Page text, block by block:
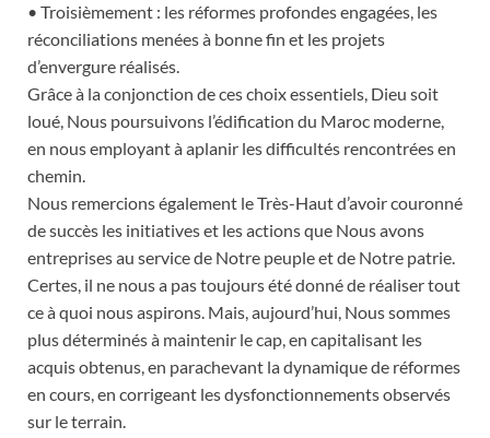
• Troisièmement : les réformes profondes engagées, les
réconciliations menées à bonne fin et les projets
d’envergure réalisés.
Grâce à la conjonction de ces choix essentiels, Dieu soit
loué, Nous poursuivons l’édification du Maroc moderne,
en nous employant à aplanir les difficultés rencontrées en
chemin.
Nous remercions également le Très-Haut d’avoir couronné
de succès les initiatives et les actions que Nous avons
entreprises au service de Notre peuple et de Notre patrie.
Certes, il ne nous a pas toujours été donné de réaliser tout
ce à quoi nous aspirons. Mais, aujourd’hui, Nous sommes
plus déterminés à maintenir le cap, en capitalisant les
acquis obtenus, en parachevant la dynamique de réformes
en cours, en corrigeant les dysfonctionnements observés
sur le terrain.